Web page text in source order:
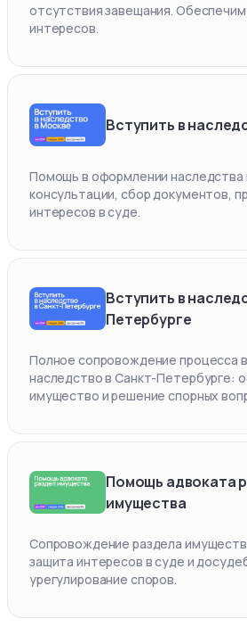
отсутствия завещания.
интересов.
Вступить в
Помощь в оформлении наследства
консультации, сбор документов,
интересов в суде.
Вступить в
Петербурге
Полное сопровождение процесса
наследство в Санкт-Петербурге:
имущество и решение спорных
Помощь адвоката
имущества
Сопровождение раздела
защита интересов в суде и
урегулирование споров.